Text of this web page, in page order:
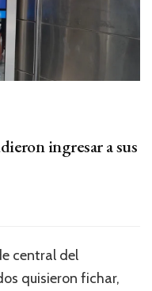
ingresar a sus
central del
quisieron fichar,